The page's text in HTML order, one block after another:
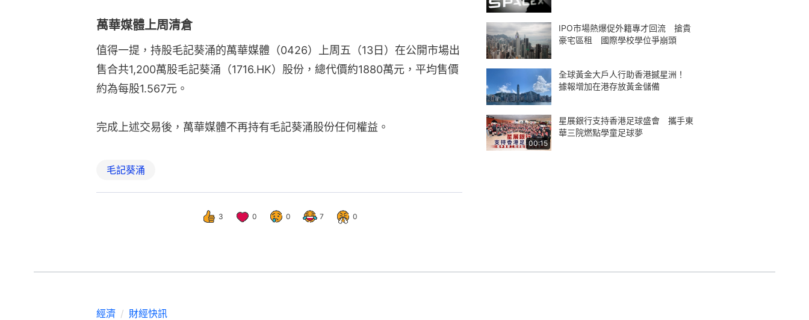
萬華媒體上周清倉
值得一提，持股毛記葵涌的萬華媒體（0426）上周五（13日）在公開市場出
售合共1,200萬股毛記葵涌（1716.HK）股份，總代價約1880萬元，平均售價
約為每股1.567元。
完成上述交易後，萬華媒體不再持有毛記葵涌股份任何權益。
毛記葵涌
3 0 0 7 0
IPO市場熱爆促外籍專才回流 搶貴
豪宅區租 國際學校學位爭崩頭
全球黃金大戶人行助香港撼星洲！
據報增加在港存放黃金儲備
00:15
星展銀行支持香港足球盛會 攜手東
華三院燃點學童足球夢
經濟 財經快訊